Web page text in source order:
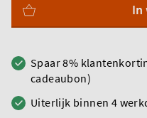
In
Spaar 8%
cadeaubon)
Uiterlijk binnen 4